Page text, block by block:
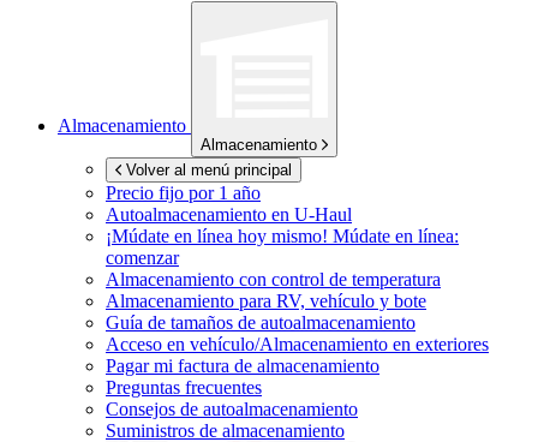
Almacenamiento
Almacenamiento
Volver al menú principal
Precio fijo por 1 año
Autoalmacenamiento en U-Haul
¡Múdate en línea hoy mismo! Múdate en línea:
comenzar
Almacenamiento con control de temperatura
Almacenamiento para RV, vehículo y bote
Guía de tamaños de autoalmacenamiento
Acceso en vehículo/Almacenamiento en exteriores
Pagar mi factura de almacenamiento
Preguntas frecuentes
Consejos de autoalmacenamiento
Suministros de almacenamiento